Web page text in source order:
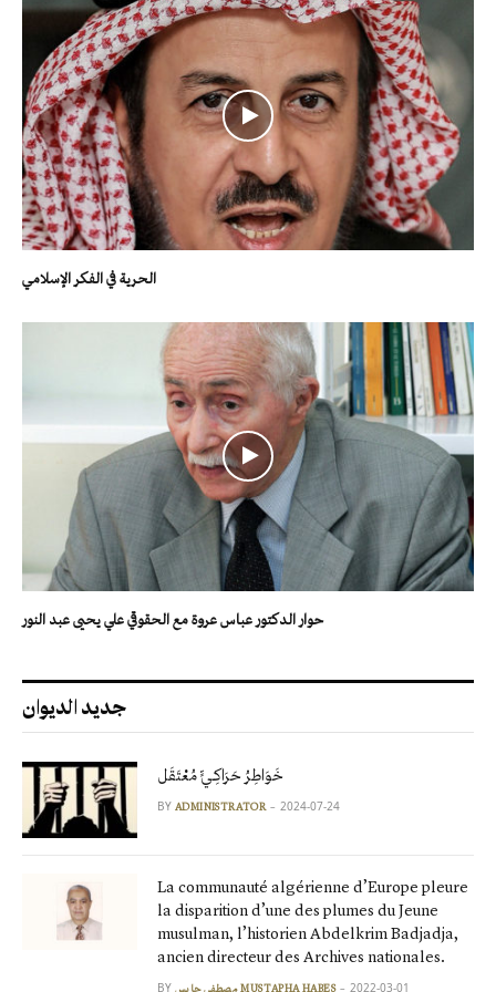
الحرية في الفكر الإسلامي
حوار الدكتور عباس عروة مع الحقوقي علي يحيى عبد النور
جديد الديوان
خَوَاطِرُ حَرَاكِـيٍّ مُعْتَقَل
BY ADMINISTRATOR 2024-07-24
La communauté algérienne d’Europe pleure
la disparition d’une des plumes du Jeune
musulman, l’historien Abdelkrim Badjadja,
ancien directeur des Archives nationales.
BY مصطفى حابس MUSTAPHA HABES 2022-03-01